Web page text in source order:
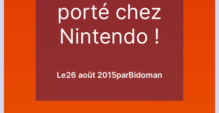
porté chez
Nintendo !
Le26 août 2015parBidoman